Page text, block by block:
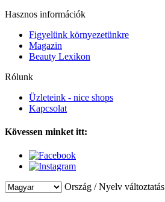
Hasznos információk
Figyelünk környezetünkre
Magazin
Beauty Lexikon
Rólunk
Üzleteink - nice shops
Kapcsolat
Kövessen minket itt:
Ország / Nyelv változtatás